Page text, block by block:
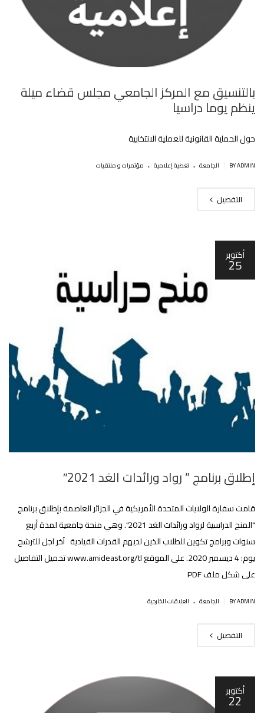
بالتنسيق مع المركز الجامعي مجلس قضاء ميلة
ينظم يوما دراسيا
حول الحماية القانونية للعملية الانتخابية
BY ADMIN الجامعة . تغطية إعلامية . مؤتمرات و ملتقيات
التفصيل
أكتوبر
25
إطلاق برنامج ” رواد ورائدات الغد 2021″
قامت سفارة الولايات المتحدة الأمريكية في الجزائر العاصمة بإطلاق برنامج
"المنح الدراسية لرواد ورائدات الغد 2021". وهي منحة جامعية لمدة أربع
سنوات وبرامج تكوين للطلاب الذين لديهم القدرات القيادية آخر اجل للترشح
يوم: 4 ديسمبر 2020. على الموقع www.amideast.org/tl تحميل التفاصيل
على شكل ملف PDF
BY ADMIN الجامعة . العلاقات الخارجية
التفصيل
أكتوبر
22